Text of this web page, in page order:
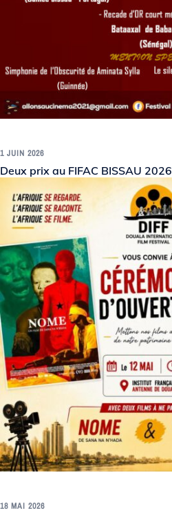
1 JUIN 2026
Deux prix au FIFAC BISSAU 2026
18 MAI 2026